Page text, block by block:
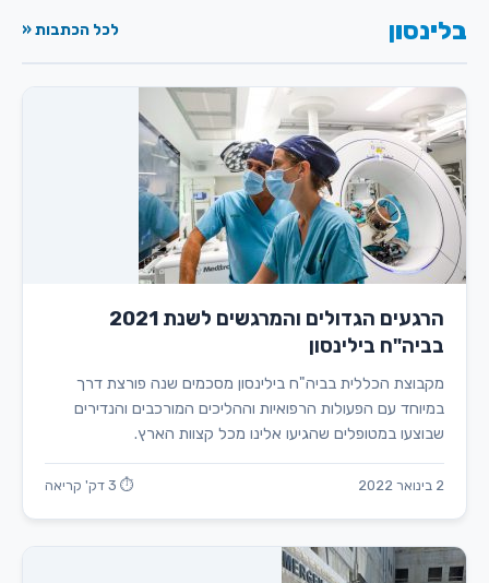
בלינסון לכל הכתבות «
הרגעים הגדולים והמרגשים לשנת 2021
בביה"ח בילינסון
מקבוצת הכללית בביה"ח בילינסון מסכמים שנה פורצת דרך
במיוחד עם הפעולות הרפואיות וההליכים המורכבים והנדירים
שבוצעו במטופלים שהגיעו אלינו מכל קצוות הארץ.
2 בינואר 2022 ⏱ 3 דק' קריאה